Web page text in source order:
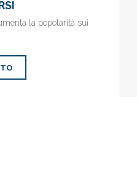
la popolarità sui